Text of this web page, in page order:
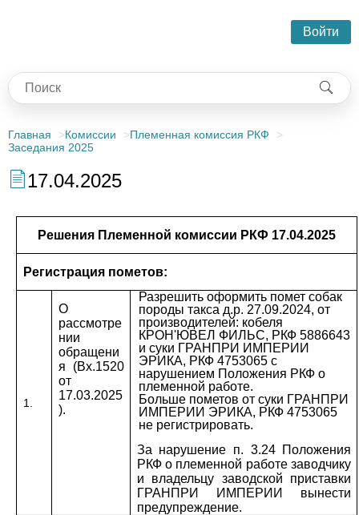
Войти
Главная Комиссии
Племенная комиссия РКФ
Заседания 2025
17.04.2025
Решения Племенной комиссии РКФ 17.04.2025
Регистрация пометов:
1.
О
рассмотре
нии
обращени
я (Вх.1520
от
17.03.2025
).
Разрешить оформить помет собак
породы такса д.р. 27.09.2024, от
производителей: кобеля
КРОН'ЮВЕЛ ФИЛЬС, РКФ 5886643
и суки ГРАНПРИ ИМПЕРИИ
ЭРИКА, РКФ 4753065 с
нарушением Положения РКФ о
племенной работе.
Больше пометов от суки ГРАНПРИ
ИМПЕРИИ ЭРИКА, РКФ 4753065
не регистрировать.
За нарушение п. 3.24 Положения
РКФ о племенной работе заводчику
и владельцу заводской приставки
ГРАНПРИ ИМПЕРИИ вынести
предупреждение.